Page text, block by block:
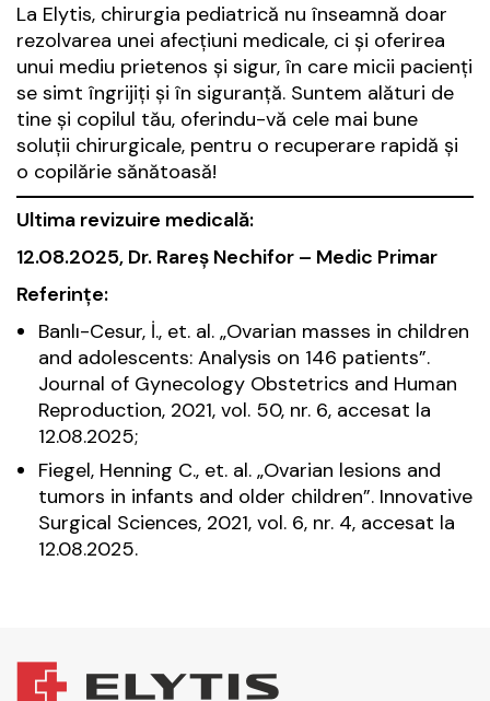
La Elytis, chirurgia pediatrică nu înseamnă doar
rezolvarea unei afecțiuni medicale, ci și oferirea
unui mediu prietenos și sigur, în care micii pacienți
se simt îngrijiți și în siguranță. Suntem alături de
tine și copilul tău, oferindu-vă cele mai bune
soluții chirurgicale, pentru o recuperare rapidă și
o copilărie sănătoasă!
Ultima revizuire medicală:
12.08.2025, Dr. Rareş Nechifor – Medic Primar
Referințe:
Banlı-Cesur, İ., et. al. „Ovarian masses in children
and adolescents: Analysis on 146 patients”.
Journal of Gynecology Obstetrics and Human
Reproduction, 2021, vol. 50, nr. 6, accesat la
12.08.2025;
Fiegel, Henning C., et. al. „Ovarian lesions and
tumors in infants and older children”. Innovative
Surgical Sciences, 2021, vol. 6, nr. 4, accesat la
12.08.2025.